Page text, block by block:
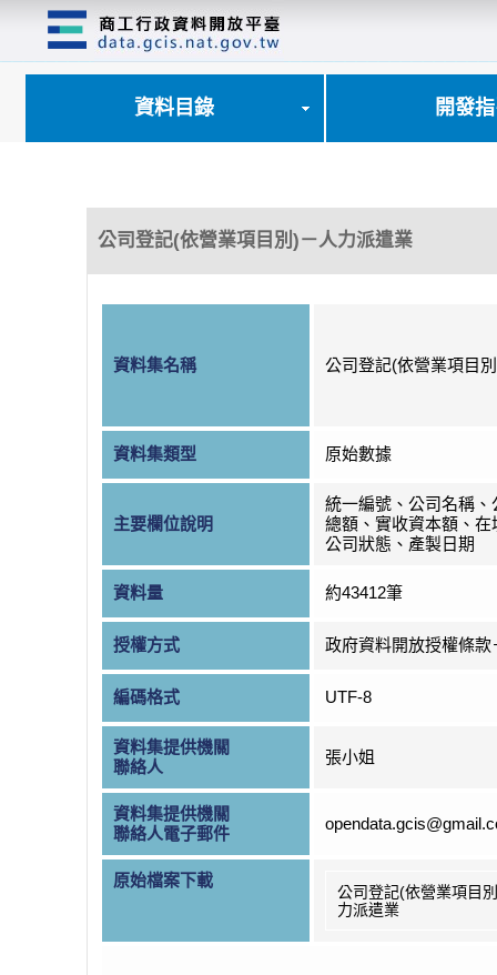
資料目錄 開發
公司登記(依營業項目別)－人力派遣業
資料集名稱 公司登記(依營業項目
資料集類型 原始數據
主要欄位說明
統一編號、公司名稱、
總額、實收資本額、在
公司狀態、產製日期
資料量 約43412筆
授權方式 政府資料開放授權條款
編碼格式 UTF-8
資料集提供機關
聯絡人
張小姐
資料集提供機關
聯絡人電子郵件
原始檔案下載
公司登記(依營業項目
力派遣業